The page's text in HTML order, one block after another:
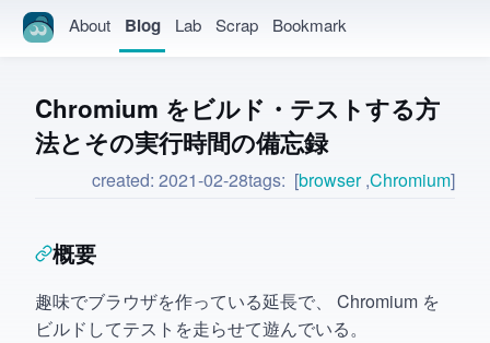
About Blog Lab Scrap Bookmark
Chromium をビルド・テストする方
法とその実行時間の備忘録
created: 2021-02-28tags: browser Chromium
概要
趣味でブラウザを作っている延長で、 Chromium を
ビルドしてテストを走らせて遊んでいる。